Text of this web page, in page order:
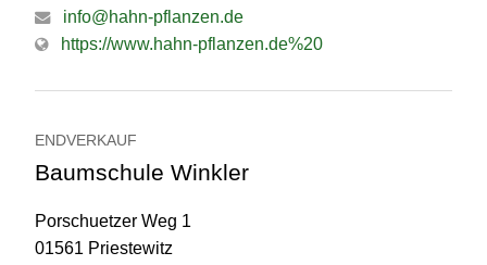
info@hahn-pflanzen.de
https://www.hahn-pflanzen.de%20
ENDVERKAUF
Baumschule Winkler
Porschuetzer Weg 1
01561 Priestewitz